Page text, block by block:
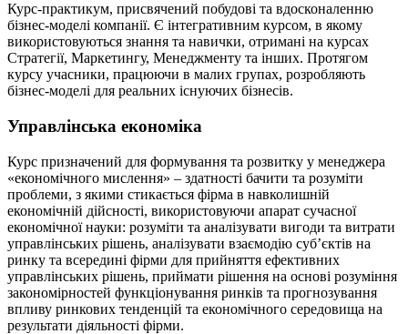
Курс-практикум, присвячений побудові та вдосконаленню
бізнес-моделі компанії. Є інтегративним курсом, в якому
використовуються знання та навички, отримані на курсах
Стратегії, Маркетингу, Менеджменту та інших. Протягом
курсу учасники, працюючи в малих групах, розробляють
бізнес-моделі для реальних існуючих бізнесів.
Управлінська економіка
Курс призначений для формування та розвитку у менеджера
«економічного мислення» – здатності бачити та розуміти
проблеми, з якими стикається фірма в навколишній
економічній дійсності, використовуючи апарат сучасної
економічної науки: розуміти та аналізувати вигоди та витрати
управлінських рішень, аналізувати взаємодію суб’єктів на
ринку та всередині фірми для прийняття ефективних
управлінських рішень, приймати рішення на основі розуміння
закономірностей функціонування ринків та прогнозування
впливу ринкових тенденцій та економічного середовища на
результати діяльності фірми.